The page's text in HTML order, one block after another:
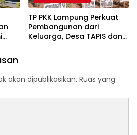
TP PKK Lampung Perkuat
Pembangunan dari
Keluarga, Desa TAPIS dan
akan dipublikasikan. Ruas yang